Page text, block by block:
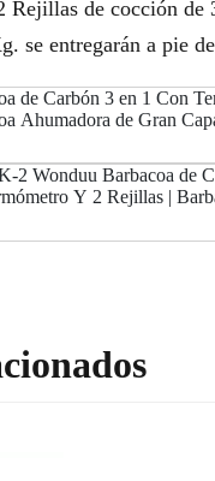
Rejillas de cocción
se entregarán a pie de
de Carbón 3 en 1 Con
Ahumadora de Gran
2 Wonduu Barbacoa de
Y 2 Rejillas |